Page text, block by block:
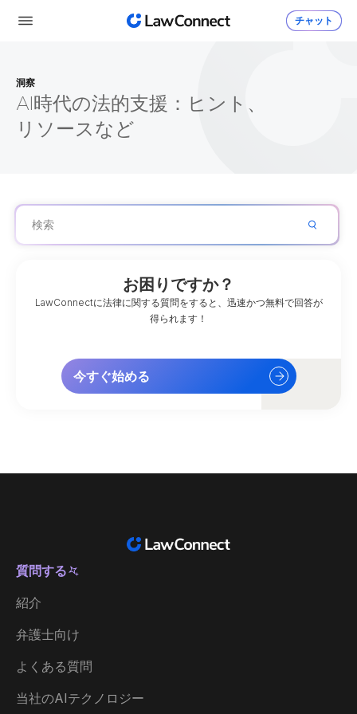
チャット
洞察
AI時代の法的支援：ヒント、
リソースなど
お困りですか？
LawConnectに法律に関する質問をすると、迅速かつ無料で回答が
得られます！
今すぐ始める
質問する
紹介
弁護士向け
よくある質問
当社のAIテクノロジー
日本
België